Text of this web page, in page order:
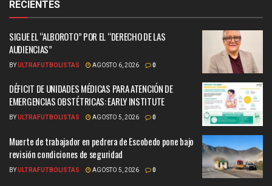
RECIENTES
SIGUE EL “ALBOROTO” POR EL “DERECHO DE LAS
AUDIENCIAS”
BYULTRAFUTBOLISTAS AGOSTO 6, 2026 0
DÉFICIT DE UNIDADES MÉDICAS PARA ATENCIÓN DE
EMERGENCIAS OBSTÉTRICAS: EARLY INSTITUTE
BYULTRAFUTBOLISTAS AGOSTO 5, 2026 0
Muerte de trabajador en pedrera de Escobedo pone bajo
revisión condiciones de seguridad
BYULTRAFUTBOLISTAS AGOSTO 5, 2026 0